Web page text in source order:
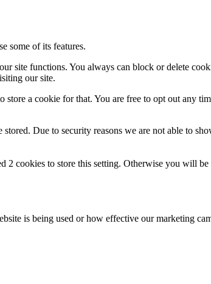
some of its features.
site functions. You always can block or delete
our site.
a cookie for that. You are free to opt out any
Due to security reasons we are not able to
2 cookies to store this setting. Otherwise you will
is being used or how effective our marketing